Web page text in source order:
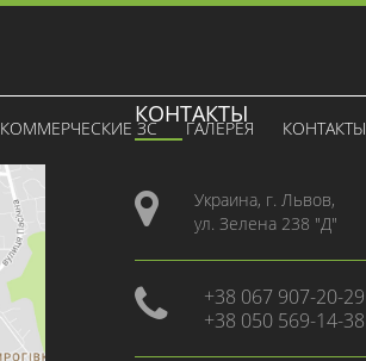
КОММЕРЧЕСКИЕ ЗС ГАЛЕРЕЯ КОНТАКТЫ
КОНТАКТЫ
Украина, г. Львов,
ул. Зелена 238 "Д"
+38 067 907-20-29
+38 050 569-14-38